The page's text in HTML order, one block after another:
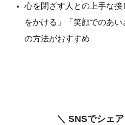
心を閉ざす人との上手な
をかける」「笑顔でのあ
の方法がおすすめ
＼ SNSでシェ